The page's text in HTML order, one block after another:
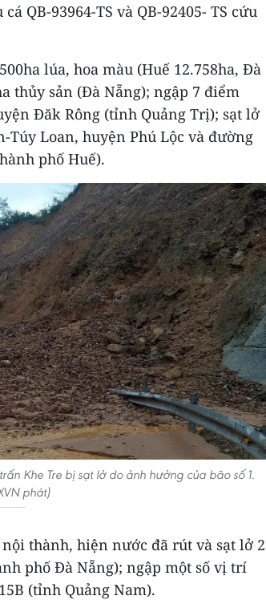
QB-93964-TS và QB-92405- TS cứu
lúa, hoa màu (Huế 12.758ha, Đà
thủy sản (Đà Nẵng); ngập 7 điểm
Đăk Rông (tỉnh Quảng Trị); sạt lở
Túy Loan, huyện Phú Lộc và đường
phố Huế).
Khe Tre bị sạt lở do ảnh hưởng của bão số 1.
phát)
thành, hiện nước đã rút và sạt lở 2
phố Đà Nẵng); ngập một số vị trí
(tỉnh Quảng Nam).